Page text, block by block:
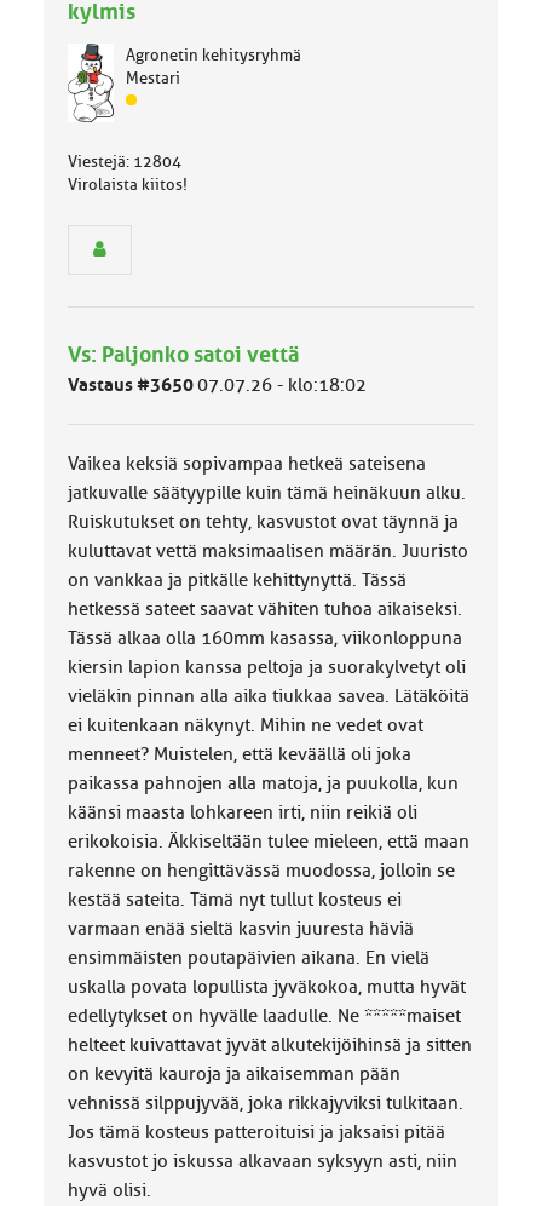
kylmis
Agronetin kehitysryhmä
Mestari
J
u
o
:
Viestejä: 12804
Virolaista kiitos!
Vs: Paljonko satoi vettä
Vastaus #365007.07.26 - klo:18:02
Vaikea keksiä sopivampaa hetkeä sateisena
jatkuvalle säätyypille kuin tämä heinäkuun alku.
Ruiskutukset on tehty, kasvustot ovat täynnä ja
kuluttavat vettä maksimaalisen määrän. Juuristo
on vankkaa ja pitkälle kehittynyttä. Tässä
hetkessä sateet saavat vähiten tuhoa aikaiseksi.
Tässä alkaa olla 160mm kasassa, viikonloppuna
kiersin lapion kanssa peltoja ja suorakylvetyt oli
vieläkin pinnan alla aika tiukkaa savea. Lätäköitä
ei kuitenkaan näkynyt. Mihin ne vedet ovat
menneet? Muistelen, että keväällä oli joka
paikassa pahnojen alla matoja, ja puukolla, kun
käänsi maasta lohkareen irti, niin reikiä oli
erikokoisia. Äkkiseltään tulee mieleen, että maan
rakenne on hengittävässä muodossa, jolloin se
kestää sateita. Tämä nyt tullut kosteus ei
varmaan enää sieltä kasvin juuresta häviä
ensimmäisten poutapäivien aikana. En vielä
uskalla povata lopullista jyväkokoa, mutta hyvät
edellytykset on hyvälle laadulle. Ne *****maiset
helteet kuivattavat jyvät alkutekijöihinsä ja sitten
on kevyitä kauroja ja aikaisemman pään
vehnissä silppujyvää, joka rikkajyviksi tulkitaan.
Jos tämä kosteus patteroituisi ja jaksaisi pitää
kasvustot jo iskussa alkavaan syksyyn asti, niin
hyvä olisi.